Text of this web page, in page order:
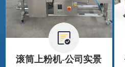
滚筒上粉机-公司实景